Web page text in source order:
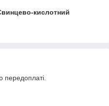
кислотний
передоплаті.